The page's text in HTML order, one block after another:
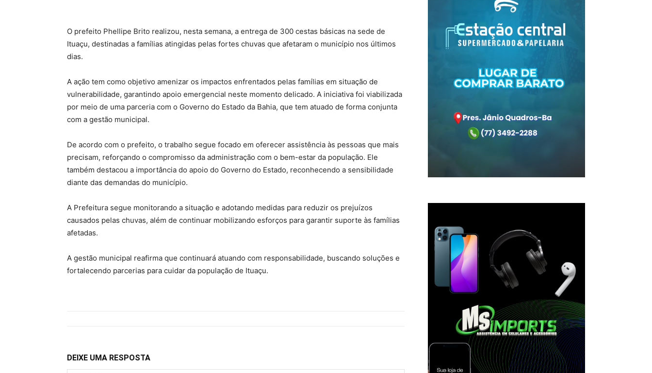
O prefeito Phellipe Brito realizou, nesta semana, a entrega de 300 cestas básicas na sede de
Ituaçu, destinadas a famílias atingidas pelas fortes chuvas que afetaram o município nos últimos
dias.
A ação tem como objetivo amenizar os impactos enfrentados pelas famílias em situação de
vulnerabilidade, garantindo apoio emergencial neste momento delicado. A iniciativa foi viabilizada
por meio de uma parceria com o Governo do Estado da Bahia, que tem atuado de forma conjunta
com a gestão municipal.
De acordo com o prefeito, o trabalho segue focado em oferecer assistência às pessoas que mais
precisam, reforçando o compromisso da administração com o bem-estar da população. Ele
também destacou a importância do apoio do Governo do Estado, reconhecendo a sensibilidade
diante das demandas do município.
A Prefeitura segue monitorando a situação e adotando medidas para reduzir os prejuízos
causados pelas chuvas, além de continuar mobilizando esforços para garantir suporte às famílias
afetadas.
A gestão municipal reafirma que continuará atuando com responsabilidade, buscando soluções e
fortalecendo parcerias para cuidar da população de Ituaçu.
DEIXE UMA RESPOSTA